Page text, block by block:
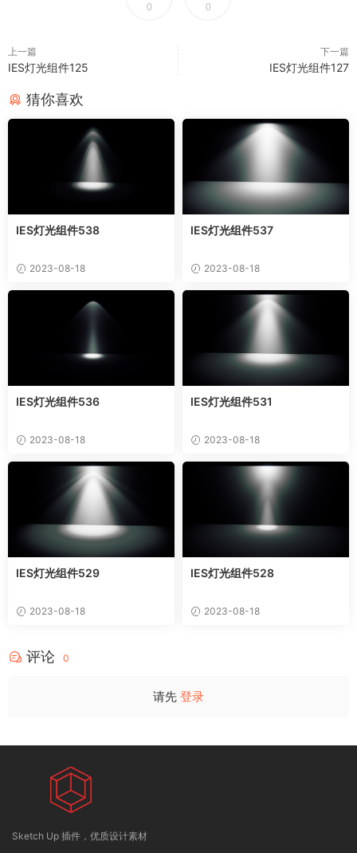
0 0
上一篇
IES灯光组件125
下一篇
IES灯光组件127
猜你喜欢
IES灯光组件538
2023-08-18
IES灯光组件537
2023-08-18
IES灯光组件536
2023-08-18
IES灯光组件531
2023-08-18
IES灯光组件529
2023-08-18
IES灯光组件528
2023-08-18
评论 0
请先 登录
Sketch Up 插件，优质设计素材